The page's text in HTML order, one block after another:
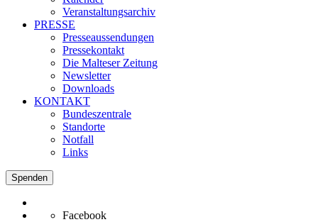
Veranstaltungsarchiv
PRESSE
Presseaussendungen
Pressekontakt
Die Malteser Zeitung
Newsletter
Downloads
KONTAKT
Bundeszentrale
Standorte
Notfall
Links
Spenden
Facebook